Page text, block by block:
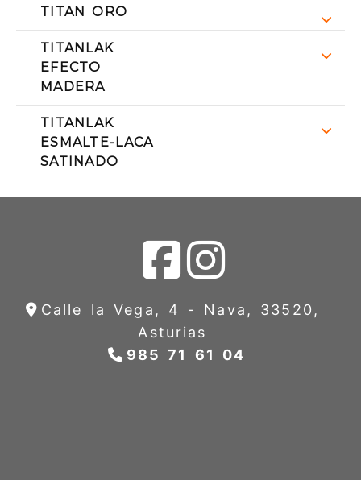
TITAN ORO
TITANLAK
EFECTO
MADERA
TITANLAK
ESMALTE-LACA
SATINADO
Calle la Vega, 4 - Nava, 33520,
Asturias
985 71 61 04